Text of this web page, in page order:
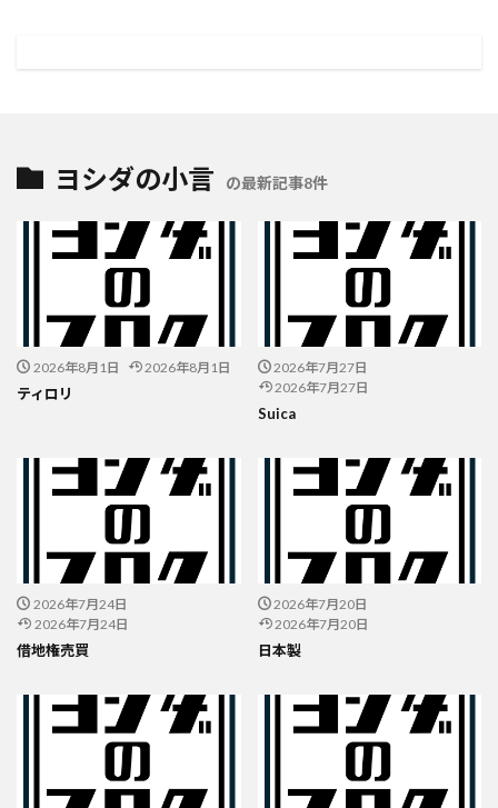
ヨシダの小言 の最新記事8件
2026年8月1日 2026年8月1日
ティロリ
2026年7月27日
2026年7月27日
Suica
2026年7月24日
2026年7月24日
借地権売買
2026年7月20日
2026年7月20日
日本製